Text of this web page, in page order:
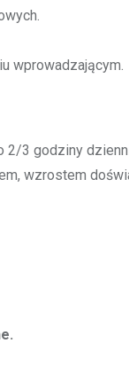
wprowadzającym.
2/3 godziny
wzrostem